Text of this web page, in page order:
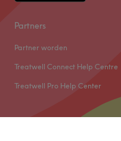
Partners
Partner worden
Treatwell Connect Help Centre
Treatwell Pro Help Center